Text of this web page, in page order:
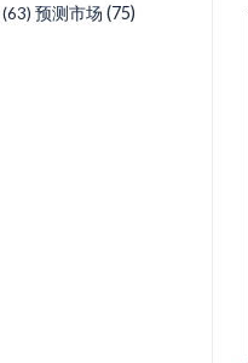
(63) 预测市场 (75)